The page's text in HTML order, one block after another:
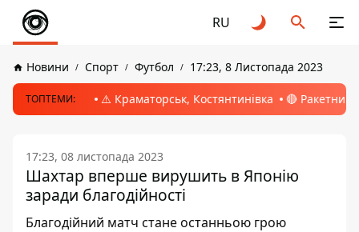
RU
Новини Спорт Футбол 17:23, 8 Листопада 2023
ТОПТЕМИ: ⚠️ Краматорськ, Костянтинівка 🔴 Ракетний
17:23, 08 листопада 2023
Шахтар вперше вирушить в Японію
заради благодійності
Благодійний матч стане останньою грою